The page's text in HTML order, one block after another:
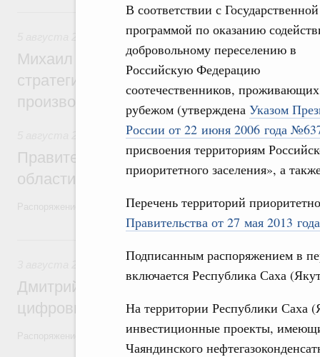
В соответствии с Государственной
программой по оказанию
добровольному переселению в
Российскую Федерацию
соотечественников,
рубежом (утверждена Указом
России от 22 июня 2006 года
присвоения территориям
приоритетного заселения», а
Перечень территорий
Правительства от 27 мая 2013
Подписанным распоряжением в
включается Республика Саха
На территории Республики Саха
инвестиционные проекты,
Чаяндинского
5 августа, среда
Вопросы производительности труда и
Михаил Мишустин дал поручения по
стратегической сессии, посвящённой
производительности труда
Национальный проект «Экологическое
Правительство увеличило объём
области в рамках федерального
Распоряжение от 3 августа 2026 года №2067-р
Регулирование в сфере торговли.
Дмитрий Григоренко возглавил штаб по
цифровых платформ
Распоряжение от 25 июля 2026 года №1966-р